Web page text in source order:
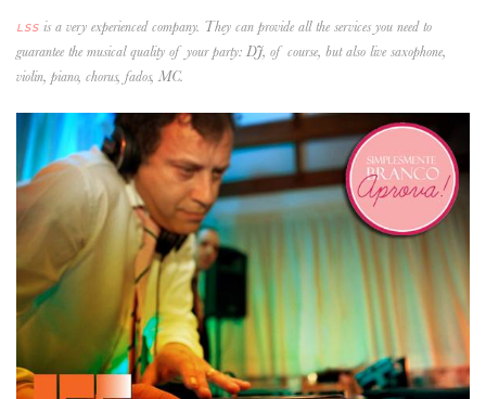
LSS is a very experienced company. They can provide all the services you need to
guarantee the musical quality of your party: DJ, of course, but also live saxophone,
violin, piano, chorus, fados, MC.